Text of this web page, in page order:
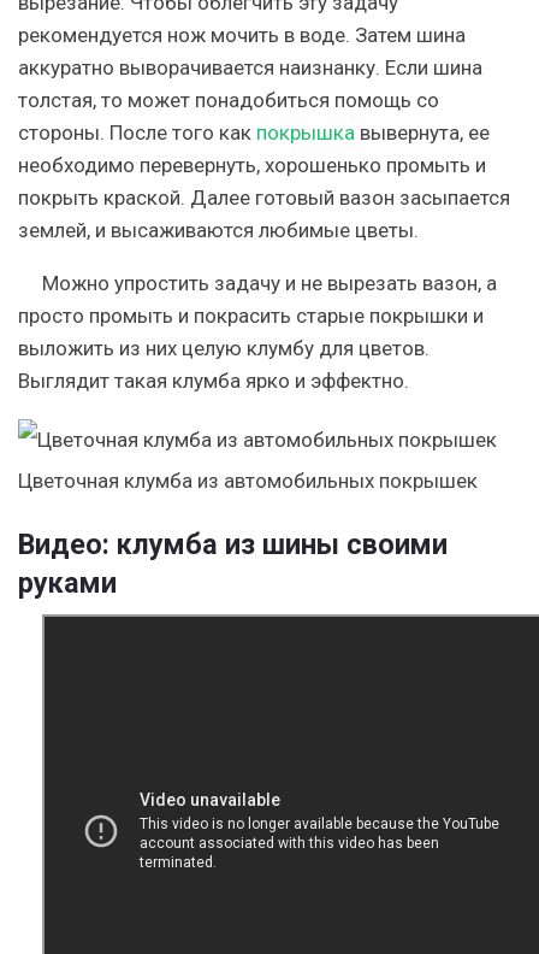
рекомендуется нож мочить в воде. Затем шина
аккуратно выворачивается наизнанку. Если шина
толстая, то может понадобиться помощь со
стороны. После того как покрышка вывернута, ее
необходимо перевернуть, хорошенько промыть и
покрыть краской. Далее готовый вазон засыпается
землей, и высаживаются любимые цветы.
Можно упростить задачу и не вырезать вазон, а
просто промыть и покрасить старые покрышки и
выложить из них целую клумбу для цветов.
Выглядит такая клумба ярко и эффектно.
Цветочная клумба из автомобильных покрышек
Видео: клумба из шины своими
руками